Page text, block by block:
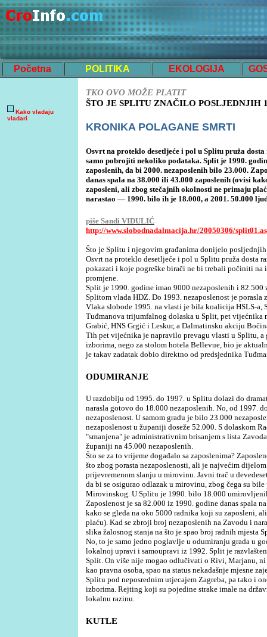
Početna POLITIKA EKOLOGIJA
Kako vladaju
vladari
TKO OVO MOŽE PLATIT
ŠTO JE SPLITU ZNAČILO
KRONIKA POLAGANE SMRTI
Osvrt na proteklo desetljeće i pol u Splitu pruža
samo pobrojiti nekoliko podataka. Split je 1990.
zaposlenih, da bi 2000. nezaposlenih bilo 23.000.
danas spala na 38.000 ili 43.000 zaposlenih (ovisi
zaposleni, ali zbog stečajnih okolnosti ne primaju
narastao — 1990. bilo ih je 18.000, a 2001. 50.000
piše Sandi VIDULIĆ
http://www.slobodnadalmacija.hr/20050306/
Što je Splitu i njegovim građanima donijelo
Osvrt na proteklo desetljeće i pol u Splitu pruža dosta
pokazati i koje pogreške birači ne bi trebali počiniti
promjene.
Split je 1990. godine imao 9000 nezaposlenih i 82.500
Splitom vlada HDZ. Do 1993. nezaposlenost je porasla
Vlaka slobode 1995. na vlasti je bila koalicija HSLS-a,
Tuđmanova trijumfalnog dolaska u Split, pet vijećnika
Grabić, HNS Grgić i Leskur, a Dalmatinsku akciju
Tih pet vijećnika je napravilo prevagu vlasti u Splitu, a
izborima, nego za stolom hotela Bellevue, bio je
je takav zadatak dobio direktno od predsjednika
ODUMIRANJE
U razdoblju od 1995. do 1997. u Splitu dolazi do
narasla gotovo do 18.000 nezaposlenih. No, od 1997.
nezaposlenost. U samom gradu je bilo 23.000
nezaposlenost u županiji doseže 52.000. S dolaskom
"smanjena" je administrativnim brisanjem s lista
županiji na 45.000 nezaposlenih.
Što se za to vrijeme događalo sa zaposlenima?
što zbog porasta nezaposlenosti, ali je najvećim
prijevremenom slanju u mirovinu. Javni trač u
da bi se osigurao odlazak u mirovinu, zbog čega su
Mirovinskog. U Splitu je 1990. bilo 18.000
Zaposlenost je sa 82.000 iz 1990. godine danas spala
kako se gleda na oko 5000 radnika koji su zaposleni,
plaću). Kad se zbroji broj nezaposlenih na Zavodu i
slika žalosnog stanja na što je spao broj radnih mjesta
No, to je samo jedno poglavlje u odumiranju grada u
lokalnoj upravi i samoupravi iz 1992. Split je
Split. On više nije mogao odlučivati o Rivi, Marjanu,
kao pravna osoba, spao na status nekadašnje mjesne
Splitu pod neposrednim utjecajem Zagreba, pa tako i
izborima. Rejting koji su pojedine strake imale na
lokalnu razinu.
KUTLE